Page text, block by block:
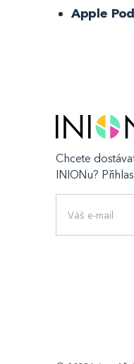
Apple
Chcete
INIONu?